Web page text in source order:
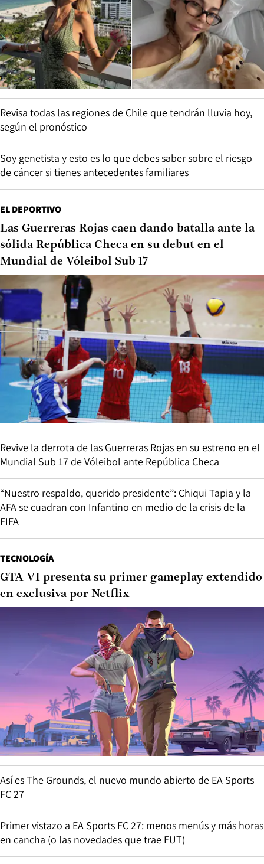
Revisa todas las regiones de Chile que tendrán lluvia hoy,
según el pronóstico
Soy genetista y esto es lo que debes saber sobre el riesgo
de cáncer si tienes antecedentes familiares
EL DEPORTIVO
Las Guerreras Rojas caen dando batalla ante la
sólida República Checa en su debut en el
Mundial de Vóleibol Sub 17
Revive la derrota de las Guerreras Rojas en su estreno en el
Mundial Sub 17 de Vóleibol ante República Checa
“Nuestro respaldo, querido presidente”: Chiqui Tapia y la
AFA se cuadran con Infantino en medio de la crisis de la
FIFA
TECNOLOGÍA
GTA VI presenta su primer gameplay extendido
en exclusiva por Netflix
Así es The Grounds, el nuevo mundo abierto de EA Sports
FC 27
Primer vistazo a EA Sports FC 27: menos menús y más horas
en cancha (o las novedades que trae FUT)